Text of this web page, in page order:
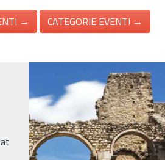
→ CATEGORIE EVENTI →